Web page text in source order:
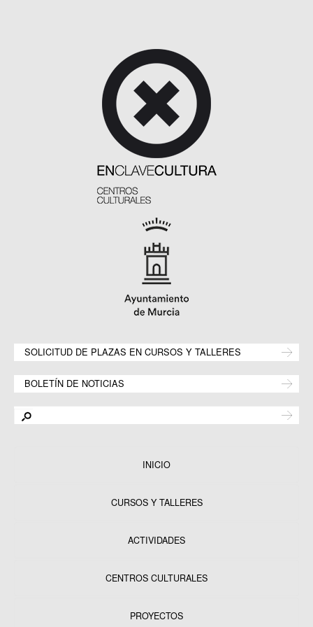
SOLICITUD DE PLAZAS EN CURSOS Y TALLERES
BOLETÍN DE NOTICIAS
INICIO
CURSOS Y TALLERES
ACTIVIDADES
CENTROS CULTURALES
PROYECTOS